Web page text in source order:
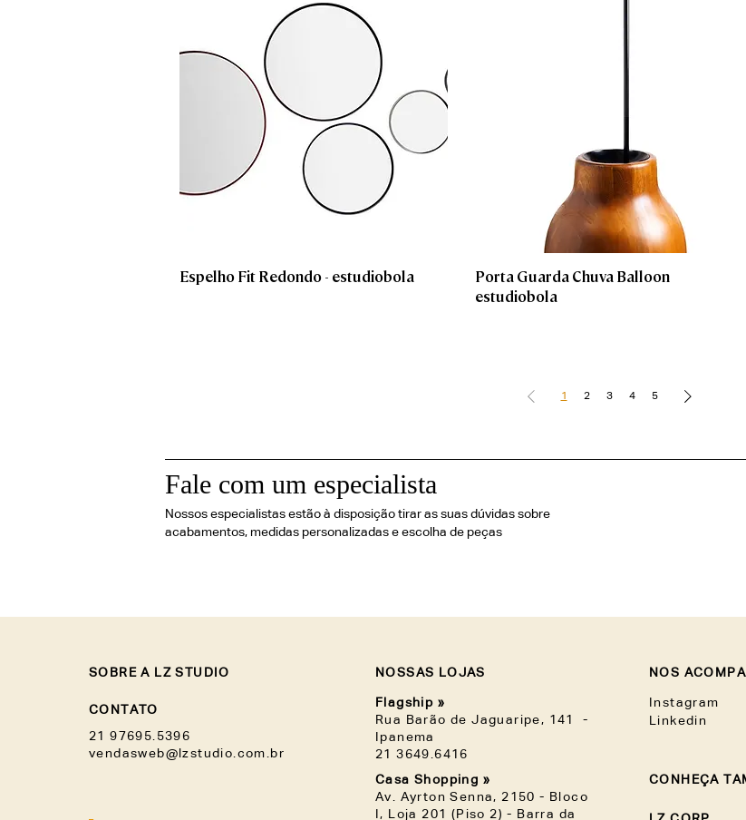
Espelho Fit Redondo - estudiobola
Porta Guarda Chuva Balloon
estudiobola
1 2 3 4 5
Fale com um especialista
Nossos especialistas estão à disposição tirar as suas dúvidas sobre
acabamentos, medidas personalizadas e escolha de peças
SOBRE A LZ STUDIO
CONTATO
21 97695.5396
vendasweb@lzstudio.com.br
NOSSAS LOJAS
Flagship »
Rua Barão de Jaguaripe, 141 -
Ipanema
21 3649.6416
Casa Shopping »
Av. Ayrton Senna, 2150 - Bloco
I, Loja 201 (Piso 2) - Barra da
NOS
Instagram
Linkedin
CONHEÇA